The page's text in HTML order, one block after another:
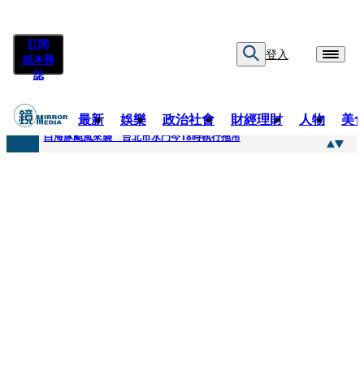
訂閱
紙本雜
誌
登入
最新 娛樂 政治社會 財經理財 人物 美
快訊
白海豚颱風來襲 台北市水門今18時執行拖吊